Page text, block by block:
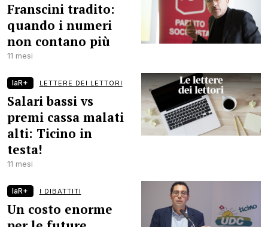
Franscini tradito:
quando i numeri
non contano più
11 mesi
laR+ LETTERE DEI LETTORI
Salari bassi vs
premi cassa malati
alti: Ticino in
testa!
11 mesi
laR+ I DIBATTITI
Un costo enorme